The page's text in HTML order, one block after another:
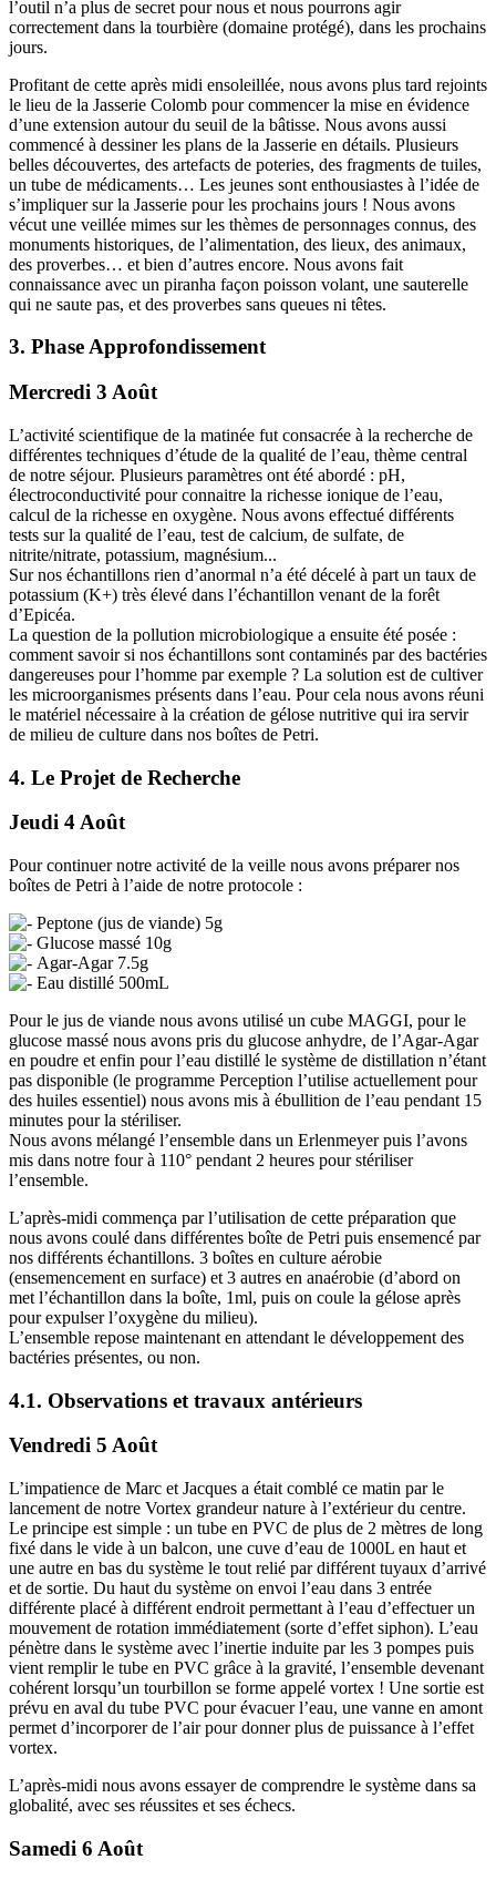
l’outil n’a plus de secret pour nous et nous pourrons agir
correctement dans la tourbière (domaine protégé), dans les prochains
jours.
Profitant de cette après midi ensoleillée, nous avons plus tard rejoints
le lieu de la Jasserie Colomb pour commencer la mise en évidence
d’une extension autour du seuil de la bâtisse. Nous avons aussi
commencé à dessiner les plans de la Jasserie en détails. Plusieurs
belles découvertes, des artefacts de poteries, des fragments de tuiles,
un tube de médicaments… Les jeunes sont enthousiastes à l’idée de
s’impliquer sur la Jasserie pour les prochains jours ! Nous avons
vécut une veillée mimes sur les thèmes de personnages connus, des
monuments historiques, de l’alimentation, des lieux, des animaux,
des proverbes… et bien d’autres encore. Nous avons fait
connaissance avec un piranha façon poisson volant, une sauterelle
qui ne saute pas, et des proverbes sans queues ni têtes.
3. Phase Approfondissement
Mercredi 3 Août
L’activité scientifique de la matinée fut consacrée à la recherche de
différentes techniques d’étude de la qualité de l’eau, thème central
de notre séjour. Plusieurs paramètres ont été abordé : pH,
électroconductivité pour connaitre la richesse ionique de l’eau,
calcul de la richesse en oxygène. Nous avons effectué différents
tests sur la qualité de l’eau, test de calcium, de sulfate, de
nitrite/nitrate, potassium, magnésium...
Sur nos échantillons rien d’anormal n’a été décelé à part un taux de
potassium (K+) très élevé dans l’échantillon venant de la forêt
d’Epicéa.
La question de la pollution microbiologique a ensuite été posée :
comment savoir si nos échantillons sont contaminés par des bactéries
dangereuses pour l’homme par exemple ? La solution est de cultiver
les microorganismes présents dans l’eau. Pour cela nous avons réuni
le matériel nécessaire à la création de gélose nutritive qui ira servir
de milieu de culture dans nos boîtes de Petri.
4. Le Projet de Recherche
Jeudi 4 Août
Pour continuer notre activité de la veille nous avons préparer nos
boîtes de Petri à l’aide de notre protocole :
Peptone (jus de viande) 5g
Glucose massé 10g
Agar-Agar 7.5g
Eau distillé 500mL
Pour le jus de viande nous avons utilisé un cube MAGGI, pour le
glucose massé nous avons pris du glucose anhydre, de l’Agar-Agar
en poudre et enfin pour l’eau distillé le système de distillation n’étant
pas disponible (le programme Perception l’utilise actuellement pour
des huiles essentiel) nous avons mis à ébullition de l’eau pendant 15
minutes pour la stériliser.
Nous avons mélangé l’ensemble dans un Erlenmeyer puis l’avons
mis dans notre four à 110° pendant 2 heures pour stériliser
l’ensemble.
L’après-midi commença par l’utilisation de cette préparation que
nous avons coulé dans différentes boîte de Petri puis ensemencé par
nos différents échantillons. 3 boîtes en culture aérobie
(ensemencement en surface) et 3 autres en anaérobie (d’abord on
met l’échantillon dans la boîte, 1ml, puis on coule la gélose après
pour expulser l’oxygène du milieu).
L’ensemble repose maintenant en attendant le développement des
bactéries présentes, ou non.
4.1. Observations et travaux antérieurs
Vendredi 5 Août
L’impatience de Marc et Jacques a était comblé ce matin par le
lancement de notre Vortex grandeur nature à l’extérieur du centre.
Le principe est simple : un tube en PVC de plus de 2 mètres de long
fixé dans le vide à un balcon, une cuve d’eau de 1000L en haut et
une autre en bas du système le tout relié par différent tuyaux d’arrivé
et de sortie. Du haut du système on envoi l’eau dans 3 entrée
différente placé à différent endroit permettant à l’eau d’effectuer un
mouvement de rotation immédiatement (sorte d’effet siphon). L’eau
pénètre dans le système avec l’inertie induite par les 3 pompes puis
vient remplir le tube en PVC grâce à la gravité, l’ensemble devenant
cohérent lorsqu’un tourbillon se forme appelé vortex ! Une sortie est
prévu en aval du tube PVC pour évacuer l’eau, une vanne en amont
permet d’incorporer de l’air pour donner plus de puissance à l’effet
vortex.
L’après-midi nous avons essayer de comprendre le système dans sa
globalité, avec ses réussites et ses échecs.
Samedi 6 Août